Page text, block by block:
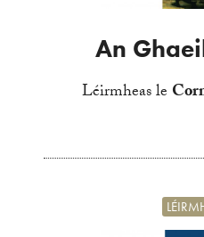
An
Léirmheas le